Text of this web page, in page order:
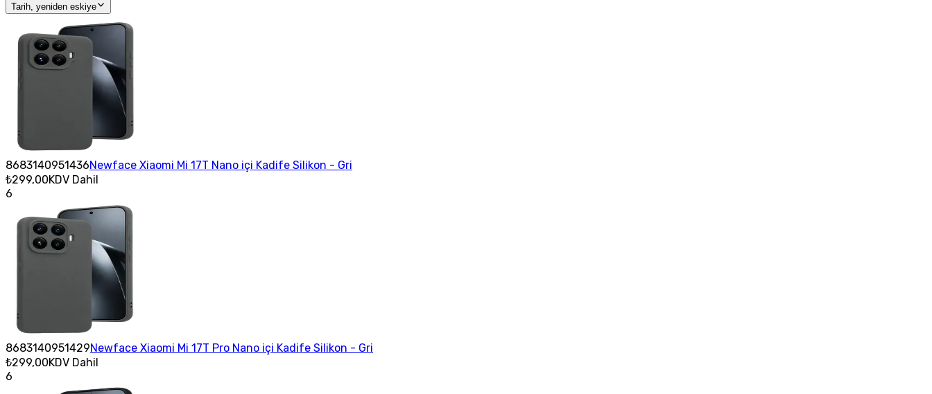
Tarih, yeniden eskiye
8683140951436Newface Xiaomi Mi 17T Nano içi Kadife Silikon - Gri
₺299,00KDV Dahil
6
8683140951429Newface Xiaomi Mi 17T Pro Nano içi Kadife Silikon - Gri
₺299,00KDV Dahil
6